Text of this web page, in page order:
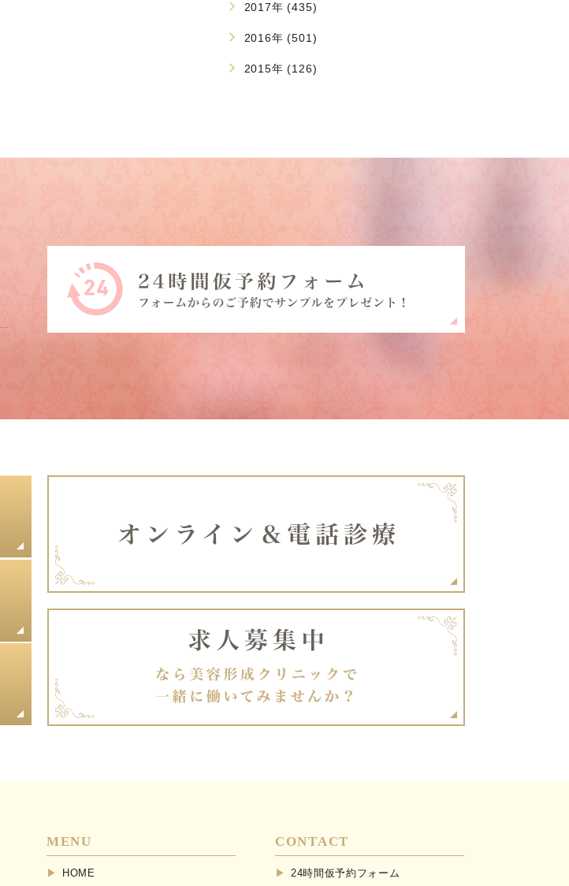
2017年 (435)
2016年 (501)
2015年 (126)
MENU
HOME
CONTACT
24時間仮予約フォーム